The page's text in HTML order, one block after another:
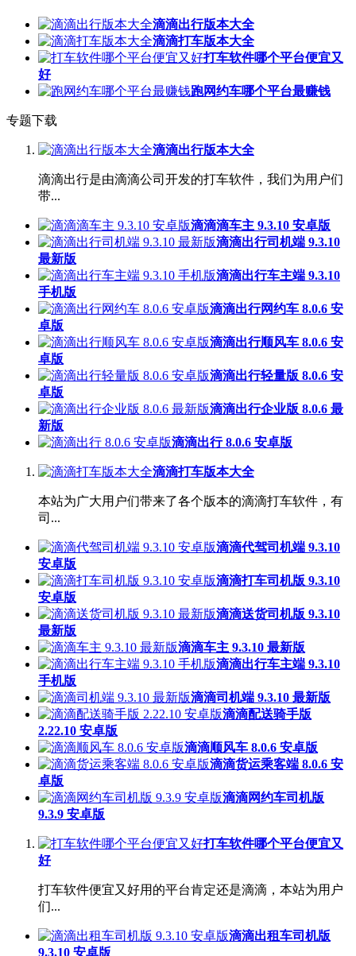
滴滴出行版本大全
滴滴打车版本大全
打车软件哪个平台便宜又
好
跑网约车哪个平台最赚钱
专题下载
滴滴出行版本大全
滴滴出行是由滴滴公司开发的打车软件，我们为用户们
带...
滴滴滴车主 9.3.10 安卓版
滴滴出行司机端 9.3.10
最新版
滴滴出行车主端 9.3.10
手机版
滴滴出行网约车 8.0.6 安
卓版
滴滴出行顺风车 8.0.6 安
卓版
滴滴出行轻量版 8.0.6 安
卓版
滴滴出行企业版 8.0.6 最
新版
滴滴出行 8.0.6 安卓版
滴滴打车版本大全
本站为广大用户们带来了各个版本的滴滴打车软件，有
司...
滴滴代驾司机端 9.3.10
安卓版
滴滴打车司机版 9.3.10
安卓版
滴滴送货司机版 9.3.10
最新版
滴滴车主 9.3.10 最新版
滴滴出行车主端 9.3.10
手机版
滴滴司机端 9.3.10 最新版
滴滴配送骑手版
2.22.10 安卓版
滴滴顺风车 8.0.6 安卓版
滴滴货运乘客端 8.0.6 安
卓版
滴滴网约车司机版
9.3.9 安卓版
打车软件哪个平台便宜又
好
打车软件便宜又好用的平台肯定还是滴滴，本站为用户
们...
滴滴出租车司机版
9.3.10 安卓版